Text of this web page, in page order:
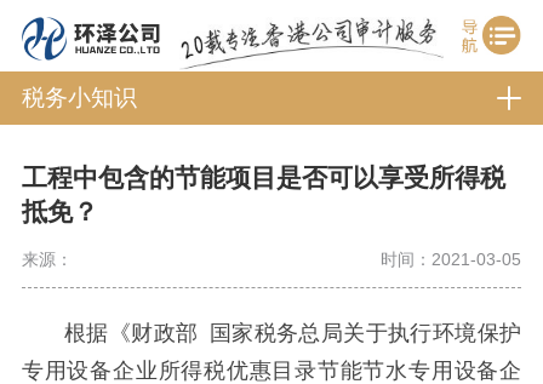
税务小知识
工程中包含的节能项目是否可以享受所得税
抵免？
来源： 时间：2021-03-05
根据《财政部 国家税务总局关于执行环境保护
专用设备企业所得税优惠目录节能节水专用设备企